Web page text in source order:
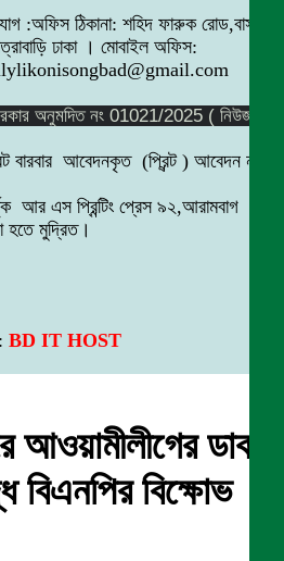
:অফিস ঠিকানা: শহিদ ফারুক রোড,বাসা
ঢাকা । মোবাইল অফিস:
সরকার অনুমদিত নং 01021/2025 ( নিউজ
বারবার আবেদনকৃত (প্রিন্ট ) আবেদন নং
আর এস প্রিন্টিং প্রেস ৯২,আরামবাগ
হতে মুদ্রিত।
BD IT HOST
আওয়ামীলীগের ডাকা
বিএনপির বিক্ষোভ